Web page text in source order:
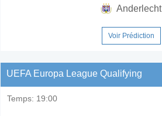
Anderlecht
Voir Prédiction
UEFA Europa League Qualifying
Temps: 19:00